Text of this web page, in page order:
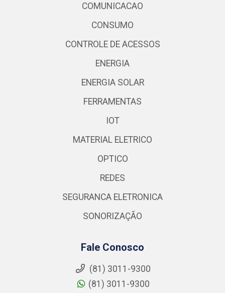
COMUNICACAO
CONSUMO
CONTROLE DE ACESSOS
ENERGIA
ENERGIA SOLAR
FERRAMENTAS
IOT
MATERIAL ELETRICO
OPTICO
REDES
SEGURANCA ELETRONICA
SONORIZAÇÃO
Fale Conosco
(81) 3011-9300
(81) 3011-9300